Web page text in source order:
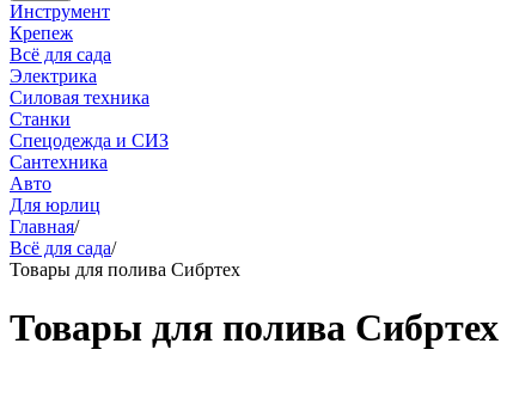
Инструмент
Крепеж
Всё для сада
Электрика
Силовая техника
Станки
Спецодежда и СИЗ
Сантехника
Авто
Для юрлиц
Главная/
Всё для сада/
Товары для полива Сибртех
Товары для полива Сибртех